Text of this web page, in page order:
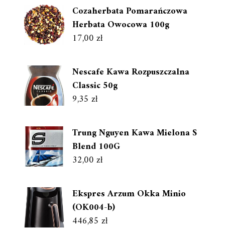
Cozaherbata Pomarańczowa
Herbata Owocowa 100g
17,00zł
Nescafe Kawa Rozpuszczalna
Classic 50g
9,35 zł
Trung Nguyen Kawa Mielona S
Blend 100G
32,00zł
Ekspres Arzum Okka Minio
(OK004-b)
446,85 zł